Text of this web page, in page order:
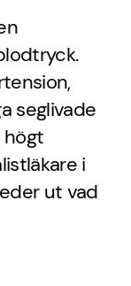
seglivade
högt
i
ut vad